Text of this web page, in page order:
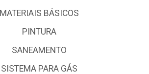
MATERIAIS BÁSICOS
PINTURA
SANEAMENTO
SISTEMA PARA GÁS